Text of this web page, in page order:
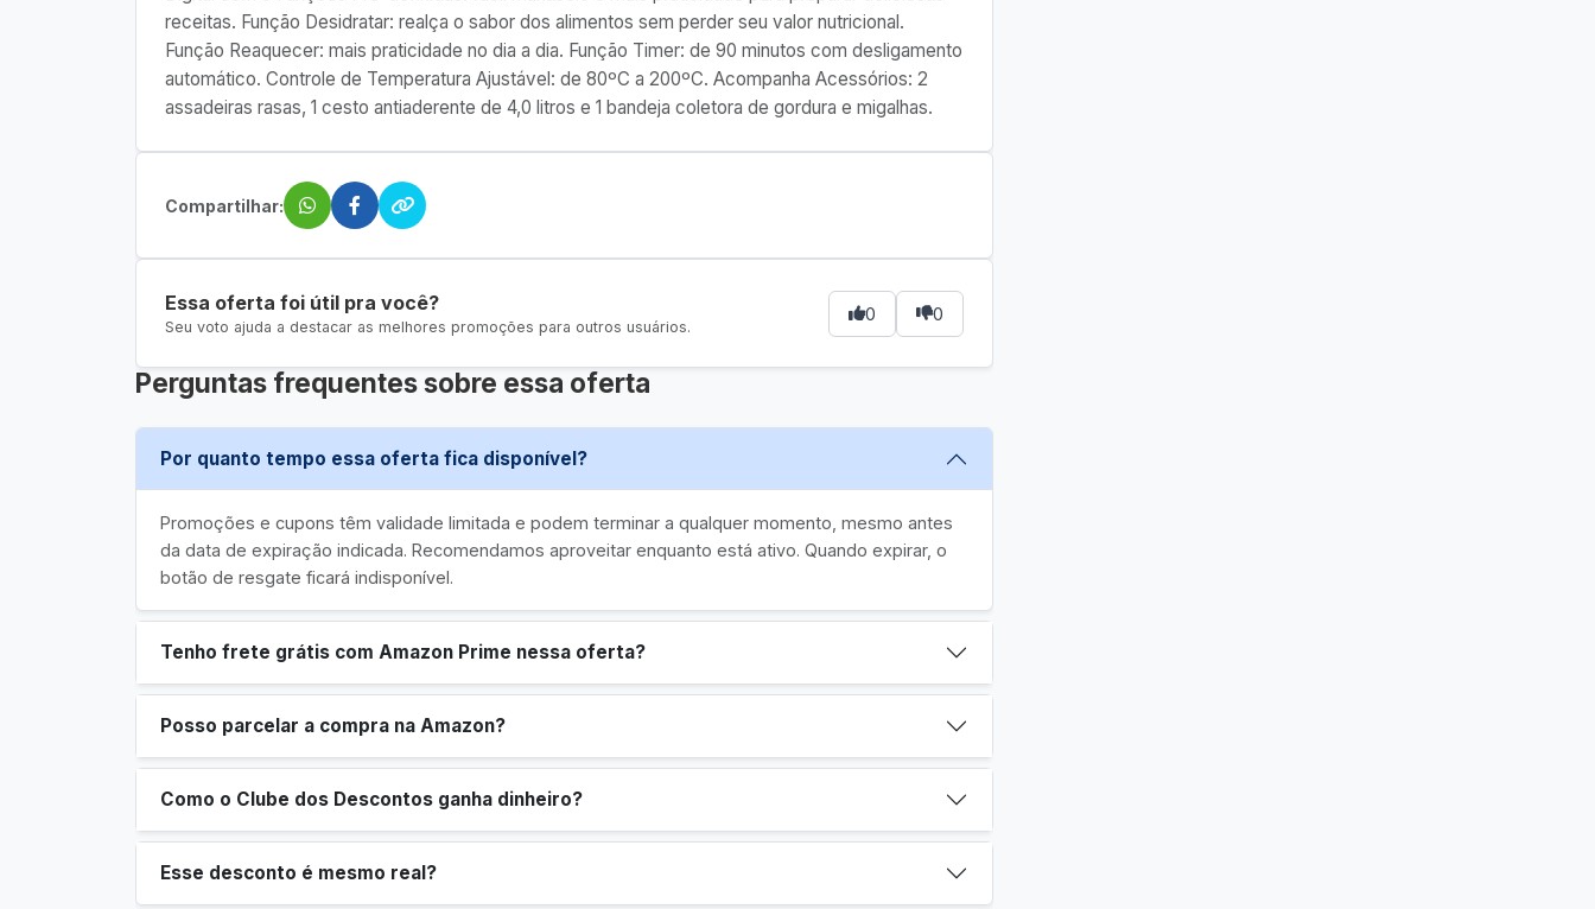
receitas. Função Desidratar: realça o sabor dos alimentos sem perder seu valor nutricional.
Função Reaquecer: mais praticidade no dia a dia. Função Timer: de 90 minutos com desligamento
automático. Controle de Temperatura Ajustável: de 80ºC a 200ºC. Acompanha Acessórios: 2
assadeiras rasas, 1 cesto antiaderente de 4,0 litros e 1 bandeja coletora de gordura e migalhas.
Compartilhar:
Essa oferta foi útil pra você?
Seu voto ajuda a destacar as melhores promoções para outros usuários.
0 0
Perguntas frequentes sobre essa oferta
Por quanto tempo essa oferta fica disponível?
Promoções e cupons têm validade limitada e podem terminar a qualquer momento, mesmo antes
da data de expiração indicada. Recomendamos aproveitar enquanto está ativo. Quando expirar, o
botão de resgate ficará indisponível.
Tenho frete grátis com Amazon Prime nessa oferta?
Posso parcelar a compra na Amazon?
Como o Clube dos Descontos ganha dinheiro?
Esse desconto é mesmo real?